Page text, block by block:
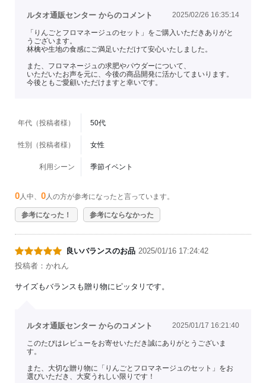
ルタオ通販センター からのコメント 2025/02/26 16:35:14
「りんごとフロマネージュのセット」をご購入いただきありがと
うございます。
林檎や生地の食感にご満足いただけて安心いたしました。
また、フロマネージュの求肥やパウダーについて、
いただいたお声を元に、今後の商品開発に活かしてまいります。
今後ともご愛顧いただけますと幸いです。
年代（投稿者様） 50代
性別（投稿者様） 女性
利用シーン 季節イベント
0 人中、 0 人の方が参考になったと言っています。
参考になった！ 参考にならなかった
良いバランスのお品 2025/01/16 17:24:42
投稿者：かれん
サイズもバランスも贈り物にピッタリです。
ルタオ通販センター からのコメント 2025/01/17 16:21:40
このたびはレビューをお寄せいただき誠にありがとうございま
す。
また、大切な贈り物に「りんごとフロマネージュのセット」をお
選びいただき、大変うれしい限りです！